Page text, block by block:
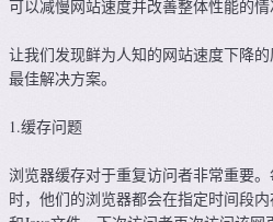
可以减慢网站速度并改善整体性能的情
让我们发现鲜为人知的网站速度下降
最佳解决方案。
1.缓存问题
浏览器缓存对于重复访问者非常重要
时，他们的浏览器都会在指定时间段